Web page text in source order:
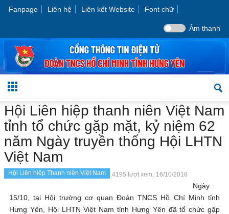
Fanpage Liên hệ Liên kết Website Font chữ
Âm thanh
Hội Liên hiệp thanh niên Việt Nam
tỉnh tổ chức gặp mặt, kỷ niệm 62
năm Ngày truyền thống Hội LHTN
Việt Nam
Hội Liên hiệp Thanh niên Việt Nam 4195 lượt xem, 16/10/2018
Ngày
15/10, tại Hội trường cơ quan Đoàn TNCS Hồ Chí Minh tỉnh
Hưng Yên, Hội LHTN Việt Nam tỉnh Hưng Yên đã tổ chức gặp